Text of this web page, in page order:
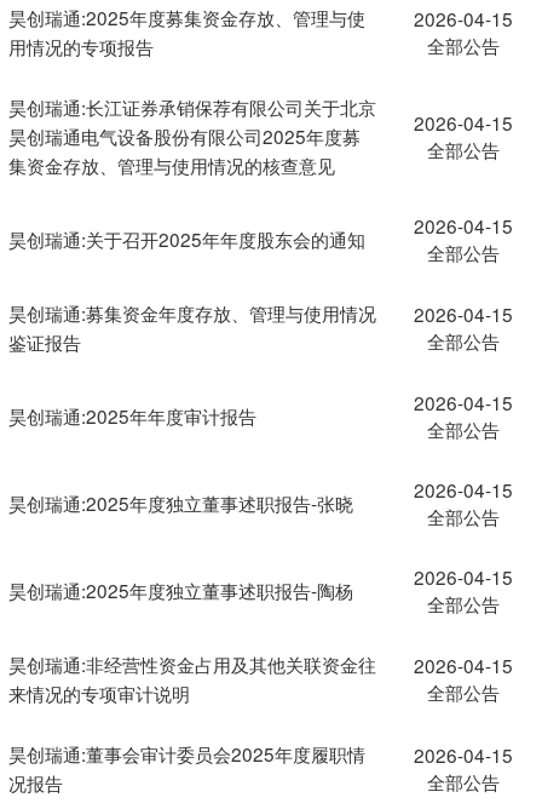
昊创瑞通:2025年度募集资金存放、管理与使
用情况的专项报告
2026-04-15
全部公告
昊创瑞通:长江证券承销保荐有限公司关于北京
昊创瑞通电气设备股份有限公司2025年度募
集资金存放、管理与使用情况的核查意见
2026-04-15
全部公告
昊创瑞通:关于召开2025年年度股东会的通知
2026-04-15
全部公告
昊创瑞通:募集资金年度存放、管理与使用情况
鉴证报告
2026-04-15
全部公告
昊创瑞通:2025年年度审计报告
2026-04-15
全部公告
昊创瑞通:2025年度独立董事述职报告-张晓
2026-04-15
全部公告
昊创瑞通:2025年度独立董事述职报告-陶杨
2026-04-15
全部公告
昊创瑞通:非经营性资金占用及其他关联资金往
来情况的专项审计说明
2026-04-15
全部公告
昊创瑞通:董事会审计委员会2025年度履职情
况报告
2026-04-15
全部公告